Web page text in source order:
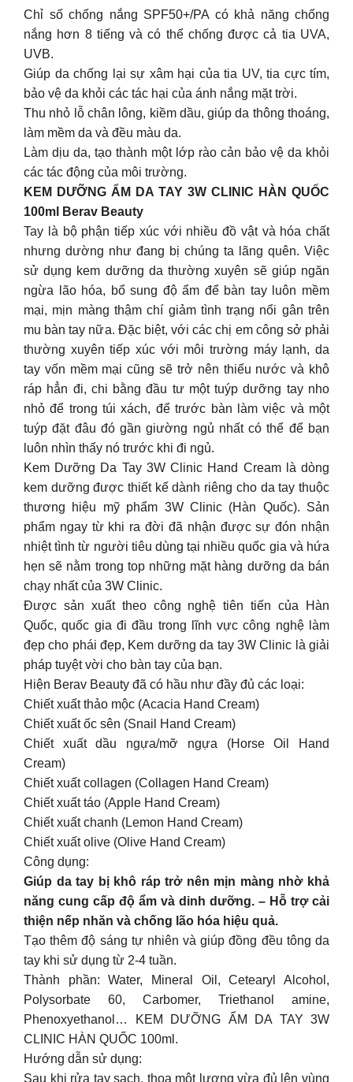
Chỉ số chống nắng SPF50+/PA có khả năng chống
nắng hơn 8 tiếng và có thể chống được cả tia UVA,
UVB.
Giúp da chống lại sự xâm hại của tia UV, tia cực tím,
bảo vệ da khỏi các tác hại của ánh nắng mặt trời.
Thu nhỏ lỗ chân lông, kiềm dầu, giúp da thông thoáng,
làm mềm da và đều màu da.
Làm dịu da, tạo thành một lớp rào cản bảo vệ da khỏi
các tác động của môi trường.
KEM DƯỠNG ẨM DA TAY 3W CLINIC HÀN QUỐC
100ml Berav Beauty
Tay là bộ phận tiếp xúc với nhiều đồ vật và hóa chất
nhưng dường như đang bị chúng ta lãng quên. Việc
sử dụng kem dưỡng da thường xuyên sẽ giúp ngăn
ngừa lão hóa, bổ sung độ ẩm để bàn tay luôn mềm
mại, mịn màng thậm chí giảm tình trạng nổi gân trên
mu bàn tay nữa. Đặc biệt, với các chị em công sở phải
thường xuyên tiếp xúc với môi trường máy lạnh, da
tay vốn mềm mại cũng sẽ trở nên thiếu nước và khô
ráp hẳn đi, chi bằng đầu tư một tuýp dưỡng tay nho
nhỏ để trong túi xách, để trước bàn làm việc và một
tuýp đặt đâu đó gần giường ngủ nhất có thể để bạn
luôn nhìn thấy nó trước khi đi ngủ.
Kem Dưỡng Da Tay 3W Clinic Hand Cream là dòng
kem dưỡng được thiết kế dành riêng cho da tay thuộc
thương hiệu mỹ phẩm 3W Clinic (Hàn Quốc). Sản
phẩm ngay từ khi ra đời đã nhận được sự đón nhận
nhiệt tình từ người tiêu dùng tại nhiều quốc gia và hứa
hẹn sẽ nằm trong top những mặt hàng dưỡng da bán
chạy nhất của 3W Clinic.
Được sản xuất theo công nghệ tiên tiến của Hàn
Quốc, quốc gia đi đầu trong lĩnh vực công nghệ làm
đẹp cho phái đẹp, Kem dưỡng da tay 3W Clinic là giải
pháp tuyệt vời cho bàn tay của bạn.
Hiện Berav Beauty đã có hầu như đầy đủ các loại:
Chiết xuất thảo mộc (Acacia Hand Cream)
Chiết xuất ốc sên (Snail Hand Cream)
Chiết xuất dầu ngựa/mỡ ngựa (Horse Oil Hand
Cream)
Chiết xuất collagen (Collagen Hand Cream)
Chiết xuất táo (Apple Hand Cream)
Chiết xuất chanh (Lemon Hand Cream)
Chiết xuất olive (Olive Hand Cream)
Công dụng:
Giúp da tay bị khô ráp trở nên mịn màng nhờ khả
năng cung cấp độ ẩm và dinh dưỡng. – Hỗ trợ cải
thiện nếp nhăn và chống lão hóa hiệu quả.
Tạo thêm độ sáng tự nhiên và giúp đồng đều tông da
tay khi sử dụng từ 2-4 tuần.
Thành phần: Water, Mineral Oil, Cetearyl Alcohol,
Polysorbate 60, Carbomer, Triethanol amine,
Phenoxyethanol… KEM DƯỠNG ẨM DA TAY 3W
CLINIC HÀN QUỐC 100ml.
Hướng dẫn sử dụng:
Sau khi rửa tay sạch, thoa một lượng vừa đủ lên vùng